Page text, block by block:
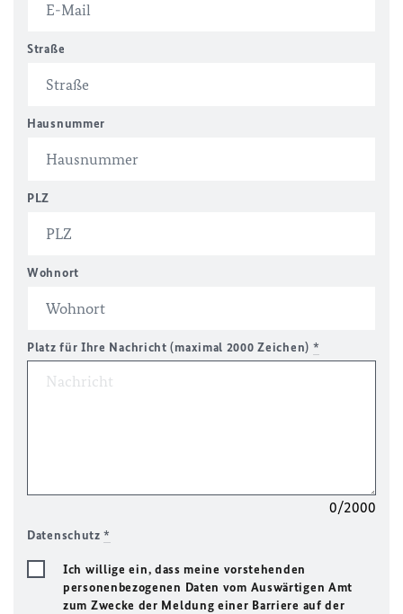
Straße
Hausnummer
PLZ
Wohnort
Platz für Ihre Nachricht (maximal 2000 Zeichen) *
0/2000
Datenschutz*
Ich willige ein, dass meine vorstehenden
personenbezogenen Daten vom Auswärtigen Amt
zum Zwecke der Meldung einer Barriere auf der